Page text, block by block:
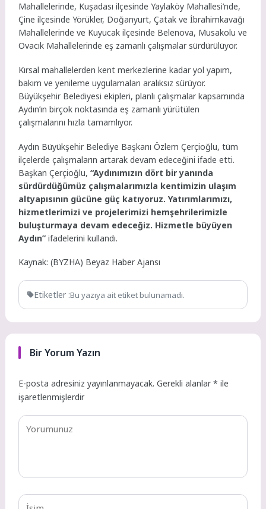
Mahallelerinde, Kuşadası ilçesinde Yaylaköy Mahallesi’nde,
Çine ilçesinde Yörükler, Doğanyurt, Çatak ve İbrahimkavağı
Mahallelerinde ve Kuyucak ilçesinde Belenova, Musakolu ve
Ovacık Mahallelerinde eş zamanlı çalışmalar sürdürülüyor.
Kırsal mahallelerden kent merkezlerine kadar yol yapım,
bakım ve yenileme uygulamaları aralıksız sürüyor.
Büyükşehir Belediyesi ekipleri, planlı çalışmalar kapsamında
Aydın’ın birçok noktasında eş zamanlı yürütülen
çalışmalarını hızla tamamlıyor.
Aydın Büyükşehir Belediye Başkanı Özlem Çerçioğlu, tüm
ilçelerde çalışmaların artarak devam edeceğini ifade etti.
Başkan Çerçioğlu,“Aydınımızın dört bir yanında
sürdürdüğümüz çalışmalarımızla kentimizin ulaşım
altyapısının gücüne güç katıyoruz. Yatırımlarımızı,
hizmetlerimizi ve projelerimizi hemşehrilerimizle
buluşturmaya devam edeceğiz. Hizmetle büyüyen
Aydın”ifadelerini kullandı.
Kaynak: (BYZHA) Beyaz Haber Ajansı
Etiketler :Bu yazıya ait etiket bulunamadı.
Bir Yorum Yazın
E-posta adresiniz yayınlanmayacak. Gerekli alanlar* ile
işaretlenmişlerdir